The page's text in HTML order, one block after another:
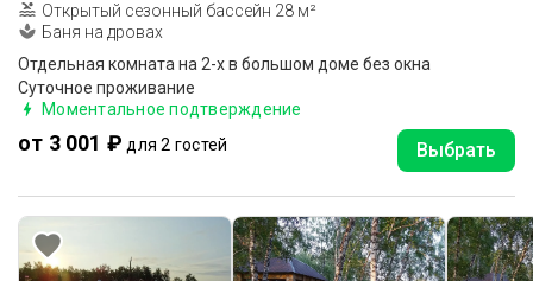
Открытый сезонный бассейн 28 м²
Баня на дровах
Отдельная комната на 2-х в большом доме без окна
Суточное проживание
Моментальное подтверждение
от 3 001 ₽ для 2 гостей Выбрать